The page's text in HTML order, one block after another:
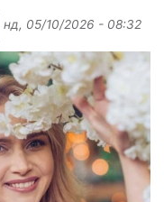
Email
нд, 05/10/2026 - 08:32